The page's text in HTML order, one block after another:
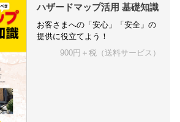
ハザードマップ活用 基礎知識
お客さまへの「安心」「安全」の
提供に役立てよう！
900円＋税（送料サービス）